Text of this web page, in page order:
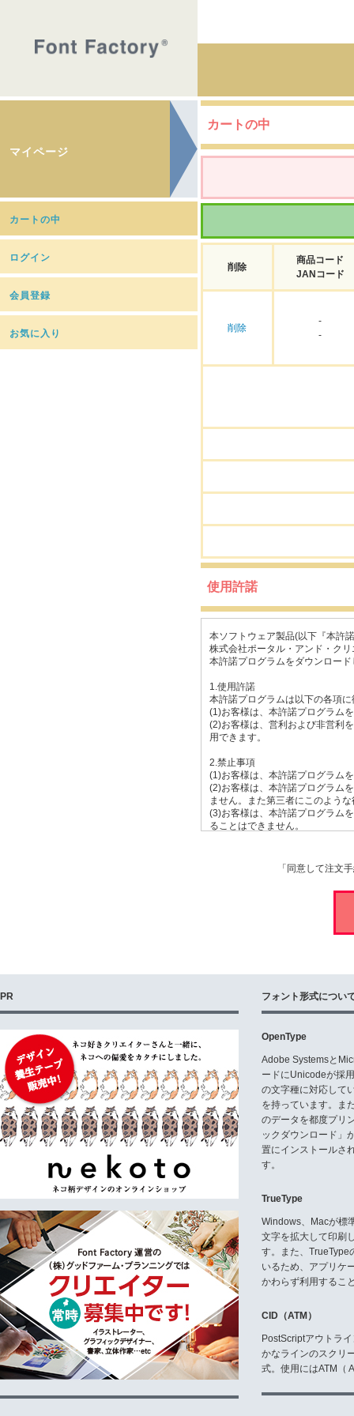
マイページ
カートの中
ログイン
会員登録
お気に入り
カートの中
削除
商品コード
JANコード
削除
-
-
使用許諾
本ソフトウェア製品(以下『本許
株式会社ポータル・アンド・ク
本許諾プログラムをダウンロー
1.使用許諾
本許諾プログラムは以下の各項
(1)お客様は、本許諾プログラム
(2)お客様は、営利および非営利
用できます。
2.禁止事項
(1)お客様は、本許諾プログラム
(2)お客様は、本許諾プログラム
ません。また第三者にこのよう
(3)お客様は、本許諾プログラム
ることはできません。
(6)お客様は、本許諾プログラム
(7)お客様は、本許諾プログラム
ンツの制作に利用し頒布するこ
(11)お客様は、本許諾プログラ
(12)上記の各禁止事項について
わせください。
3.著作権、使用許諾権、その他の
(1)弊社は本許諾プログラムの使
(2)本契約は、弊社がお客様に本
(使用許諾権、特許権、実用新案
4.契約期間
本契約は、お客様が本許諾プロ
5.契約解除
(1)お客様は本契約で定める禁止
(2)前項の場合、弊社は、お客様
(1)お客様が本契約に違反する行
して損害賠償を請求することが
(2)弊社は、前項の請求のほか、
7.免責その他
(1)弊社は、お客様が本許諾プロ
のとします。
(2)弊社は、本許諾プログラムの
場合、お客様は、第三者に対し
す。
(3)本許諾プログラムの利用にお
(4)本契約の内容は、予告無く変
(5)本契約は、日本国の法令に準
株式会社ポータル・アンド・ク
「同意して注文
PR フォント形式につい
OpenType
Adobe Systemsと
ードにUnicodeが採
の文字種に対応して
を持っています。ま
のデータを都度プリ
ックダウンロード」
置にインストールさ
す。
TrueType
Windows、Macが標
文字を拡大して印刷
す。また、TrueType
いるため、アプリケ
かわらず利用するこ
CID（ATM）
PostScriptアウトラ
かなラインのスクリ
式。使用にはATM（